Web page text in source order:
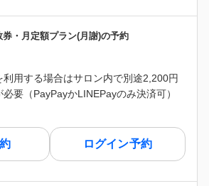
券・月定額プラン(月謝)の予約
用する場合はサロン内で別途2,200円
要（PayPayかLINEPayのみ決済可）
ログイン予約